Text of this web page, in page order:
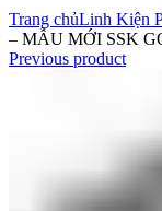
Trang chủLinh Kiện
– MẪU MỚI SSK
Previous product